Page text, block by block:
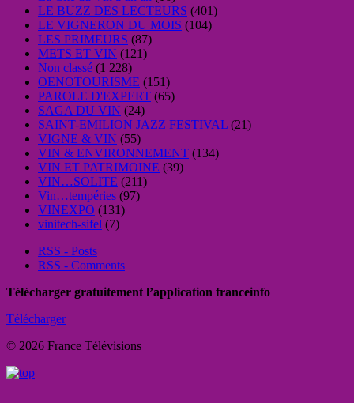
LE BUZZ DES LECTEURS (401)
LE VIGNERON DU MOIS (104)
LES PRIMEURS (87)
METS ET VIN (121)
Non classé (1 228)
OENOTOURISME (151)
PAROLE D'EXPERT (65)
SAGA DU VIN (24)
SAINT-EMILION JAZZ FESTIVAL (21)
VIGNE & VIN (55)
VIN & ENVIRONNEMENT (134)
VIN ET PATRIMOINE (39)
VIN…SOLITE (211)
Vin…tempéries (97)
VINEXPO (131)
vinitech-sifel (7)
RSS - Posts
RSS - Comments
Télécharger gratuitement l’application franceinfo
Télécharger
© 2026 France Télévisions